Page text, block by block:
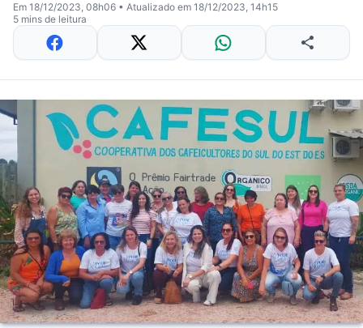
Em 18/12/2023, 08h06 • Atualizado em 18/12/2023, 14h15
5 mins de leitura